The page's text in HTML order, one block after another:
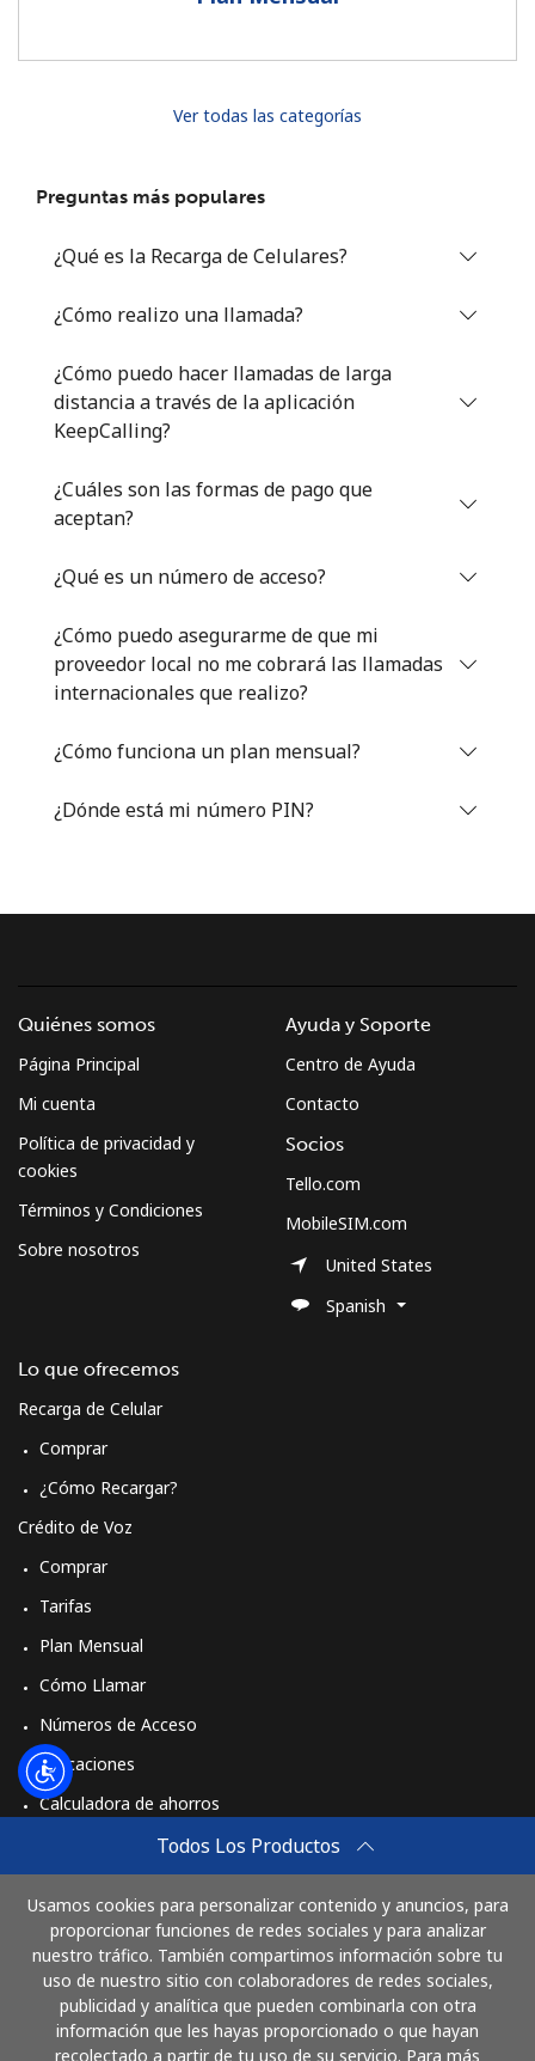
¿Olvidaste tu contraseña? →
Iniciar Sesión
Ver todas las categorías
Preguntas más populares
¿Qué es la Recarga de Celulares?
¿Cómo realizo una llamada?
¿Cómo puedo hacer llamadas de larga
distancia a través de la aplicación
KeepCalling?
¿Cuáles son las formas de pago que
aceptan?
¿Qué es un número de acceso?
¿Cómo puedo asegurarme de que mi
proveedor local no me cobrará las llamadas
internacionales que realizo?
¿Cómo funciona un plan mensual?
¿Dónde está mi número PIN?
Todos Los Productos
Usamos cookies para personalizar contenido y anuncios, para
proporcionar funciones de redes sociales y para analizar
nuestro tráfico. También compartimos información sobre tu
uso de nuestro sitio con colaboradores de redes sociales,
publicidad y analítica que pueden combinarla con otra
información que les hayas proporcionado o que hayan
recolectado a partir de tu uso de su servicio. Para más
Quiénes somos
Página Principal
Mi cuenta
Política de privacidad y
cookies
Términos y Condiciones
Sobre nosotros
Lo que ofrecemos
Recarga de Celular
Comprar
¿Cómo Recargar?
Crédito de Voz
Comprar
Tarifas
Plan Mensual
Cómo Llamar
Números de Acceso
Aplicaciones
Calculadora de ahorros
Comprar
Cómo funciona
Ayuda y Soporte
Centro de Ayuda
Contacto
Socios
Tello.com
MobileSIM.com
United States
Spanish
Paga con